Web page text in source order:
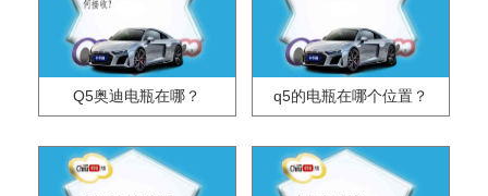
Q5奥迪电瓶在哪？ q5的电瓶在哪个位置？